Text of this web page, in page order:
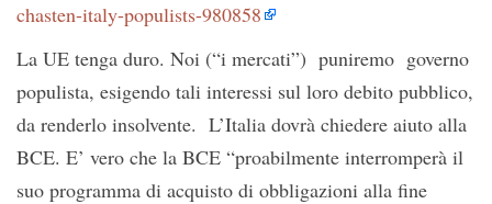
chasten-italy-populists-980858
La UE tenga duro. Noi (“i mercati”) puniremo governo
populista, esigendo tali interessi sul loro debito pubblico,
da renderlo insolvente. L’Italia dovrà chiedere aiuto alla
BCE. E’ vero che la BCE “proabilmente interromperà il
suo programma di acquisto di obbligazioni alla fine